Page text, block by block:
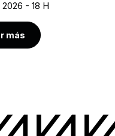
2026 - 18 H
más